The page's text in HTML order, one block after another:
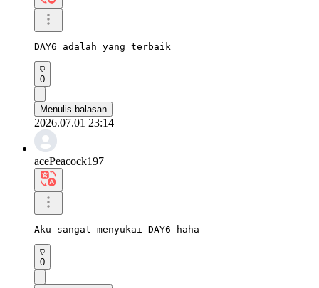
DAY6 adalah yang terbaik
0
Menulis balasan
2026.07.01 23:14
acePeacock197
Aku sangat menyukai DAY6 haha
0